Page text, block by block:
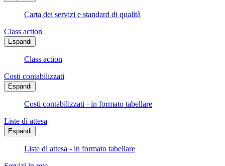
Carta dei servizi e standard di qualità
Class action
Espandi
Class action
Costi contabilizzati
Espandi
Costi contabilizzati - in formato tabellare
Liste di attesa
Espandi
Liste di attesa - in formato tabellare